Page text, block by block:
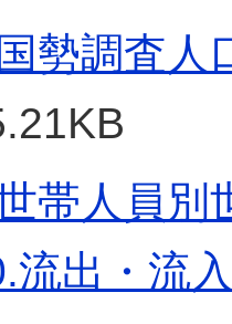
勢調査人
帯人員別
流出・流